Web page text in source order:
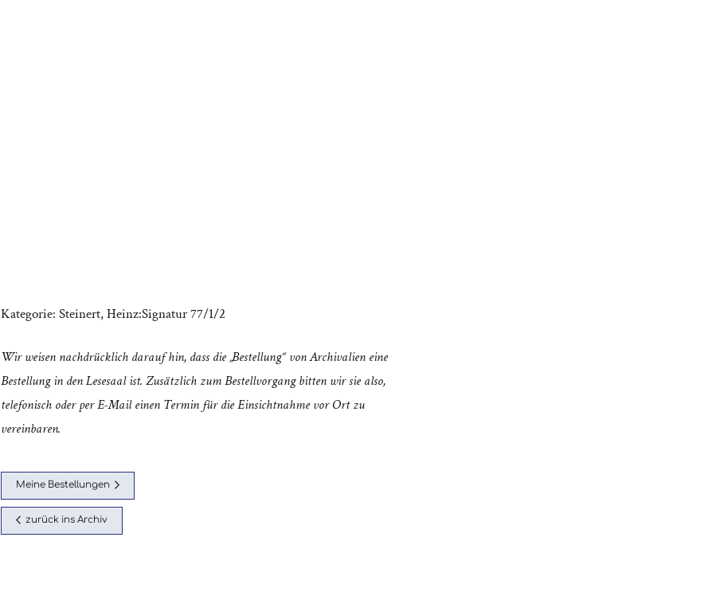
Kategorie: Steinert, Heinz:Signatur 77/1/2
Wir weisen nachdrücklich darauf hin, dass die „Bestellung“ von Archivalien eine
Bestellung in den Lesesaal ist. Zusätzlich zum Bestellvorgang bitten wir sie also,
telefonisch oder per E-Mail einen Termin für die Einsichtnahme vor Ort zu
vereinbaren.
Meine Bestellungen
zurück ins Archiv